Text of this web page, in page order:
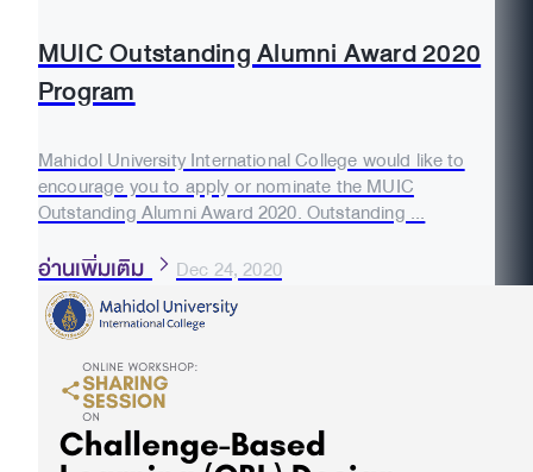
MUIC Outstanding Alumni Award 2020
Program
Mahidol University International College would like to
encourage you to apply or nominate the MUIC
Outstanding Alumni Award 2020. Outstanding ...
อ่านเพิ่มเติม Dec 24, 2020